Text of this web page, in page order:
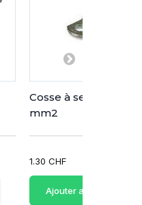
Cosse à sertir M5 - 10
mm2
1.30 CHF
Ajouter au panier